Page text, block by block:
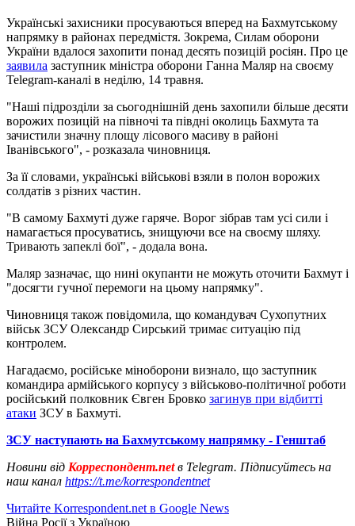
Українські захисники просуваються вперед на Бахмутському
напрямку в районах передмістя. Зокрема, Силам оборони
України вдалося захопити понад десять позицій росіян. Про це
заявила заступник міністра оборони Ганна Маляр на своєму
Telegram-каналі в неділю, 14 травня.
"Наші підрозділи за сьогоднішній день захопили більше десяти
ворожих позицій на півночі та півдні околиць Бахмута та
зачистили значну площу лісового масиву в районі
Іванівського", - розказала чиновниця.
За її словами, українські військові взяли в полон ворожих
солдатів з різних частин.
"В самому Бахмуті дуже гаряче. Ворог зібрав там усі сили і
намагається просуватись, знищуючи все на своєму шляху.
Тривають запеклі бої", - додала вона.
Маляр зазначає, що нині окупанти не можуть оточити Бахмут і
"досягти гучної перемоги на цьому напрямку".
Чиновниця також повідомила, що командувач Сухопутних
військ ЗСУ Олександр Сирський тримає ситуацію під
контролем.
Нагадаємо, російське міноборони визнало, що заступник
командира армійського корпусу з військово-політичної роботи
російський полковник Євген Бровко загинув при відбитті
атаки ЗСУ в Бахмуті.
ЗСУ наступають на Бахмутському напрямку - Генштаб
Новини від Корреспондент.netв Telegram. Підписуйтесь на
наш канал https://t.me/korrespondentnet
Читайте Korrespondent.net в Google News
Війна Росії з Україною